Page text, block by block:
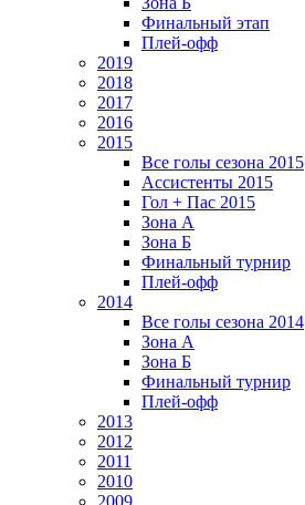
Финальный этап
Плей-офф
2019
2018
2017
2016
2015
Все голы сезона 2015
Ассистенты 2015
Гол + Пас 2015
Зона А
Зона Б
Финальный турнир
Плей-офф
2014
Все голы сезона 2014
Зона А
Зона Б
Финальный турнир
Плей-офф
2013
2012
2011
2010
2009